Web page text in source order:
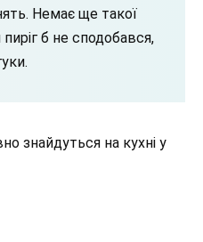
Немає ще такої
б не сподобався,
знайдуться на кухні у